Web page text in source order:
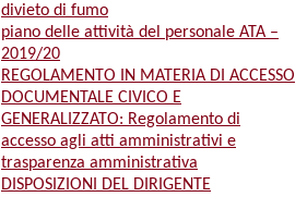
divieto di fumo
piano delle attività del personale ATA –
2019/20
REGOLAMENTO IN MATERIA DI ACCESSO
DOCUMENTALE CIVICO E
GENERALIZZATO: Regolamento di
accesso agli atti amministrativi e
trasparenza amministrativa
DISPOSIZIONI DEL DIRIGENTE